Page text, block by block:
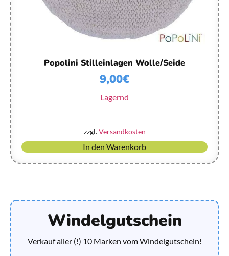
Popolini Stilleinlagen Wolle/Seide
9,00€
Lagernd
zzgl.Versandkosten
In den Warenkorb
Windelgutschein
Verkauf aller (!) 10 Marken vom Windelgutschein!